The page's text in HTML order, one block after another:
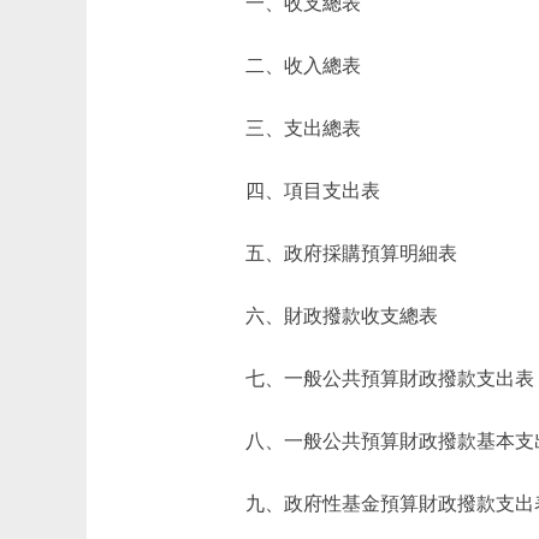
二、收入總表
三、支出總表
四、項目支出表
五、政府採購預算明細表
六、財政撥款收支總表
七、一般公共預算財政撥款支出表
八、一般公共預算財政撥款基本支
九、政府性基金預算財政撥款支出